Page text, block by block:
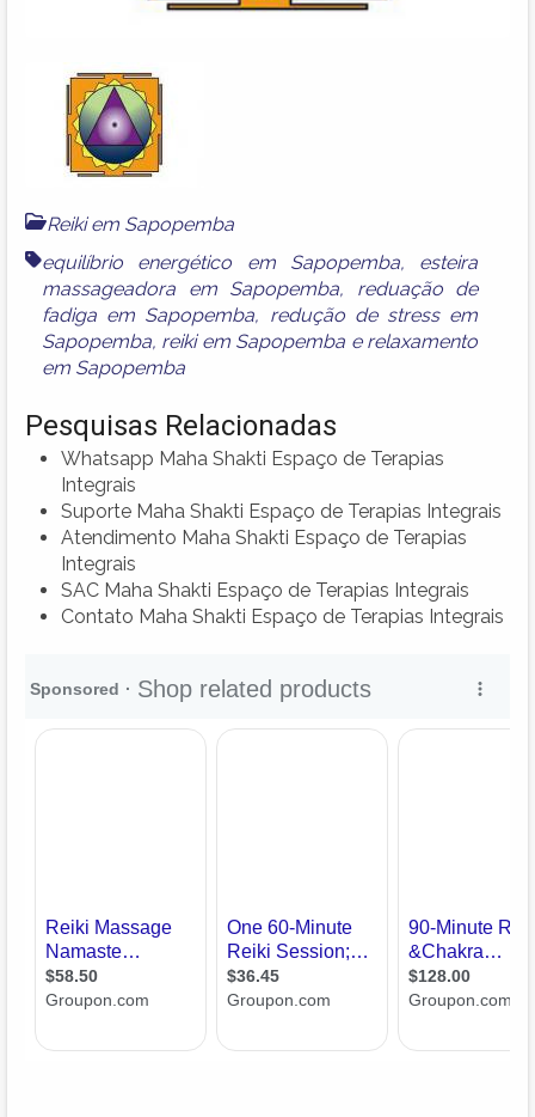
Reiki em Sapopemba
equilíbrio energético em Sapopemba, esteira
massageadora em Sapopemba, reduação de
fadiga em Sapopemba, redução de stress em
Sapopemba, reiki em Sapopemba e relaxamento
em Sapopemba
Pesquisas Relacionadas
Whatsapp Maha Shakti Espaço de Terapias
Integrais
Suporte Maha Shakti Espaço de Terapias Integrais
Atendimento Maha Shakti Espaço de Terapias
Integrais
SAC Maha Shakti Espaço de Terapias Integrais
Contato Maha Shakti Espaço de Terapias Integrais